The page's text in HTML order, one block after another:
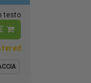
testo